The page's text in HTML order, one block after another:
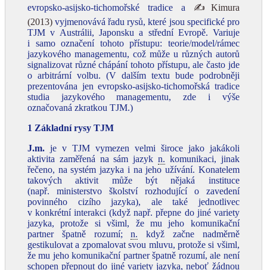
evropsko‑asijsko‑tichomořské tradice a ✍Kimura
(2013) vyjmenovává řadu rysů, které jsou specifické pro
TJM v Austrálii, Japonsku a střední Evropě. Variuje
i samo označení tohoto přístupu: teorie/model/rámec
jazykového managementu, což může u různých autorů
signalizovat různé chápání tohoto přístupu, ale často jde
o arbitrární volbu. (V dalším textu bude podrobněji
prezentována jen evropsko‑asijsko‑tichomořská tradice
studia jazykového managementu, zde i výše
označovaná zkratkou TJM.)
1 Základní rysy TJM
J.m. je v TJM vymezen velmi široce jako jakákoli
aktivita zaměřená na sám jazykn. komunikaci, jinak
řečeno, na systém jazyka i na jeho užívání. Konatelem
takových aktivit může být nějaká instituce
(např. ministerstvo školství rozhodující o zavedení
povinného cizího jazyka), ale také jednotlivec
v konkrétní interakci (když např. přepne do jiné variety
jazyka, protože si všiml, že mu jeho komunikační
partner špatně rozumí;n. když začne nadměrně
gestikulovat a zpomalovat svou mluvu, protože si všiml,
že mu jeho komunikační partner špatně rozumí, ale není
schopen přepnout do jiné variety jazyka, neboť žádnou